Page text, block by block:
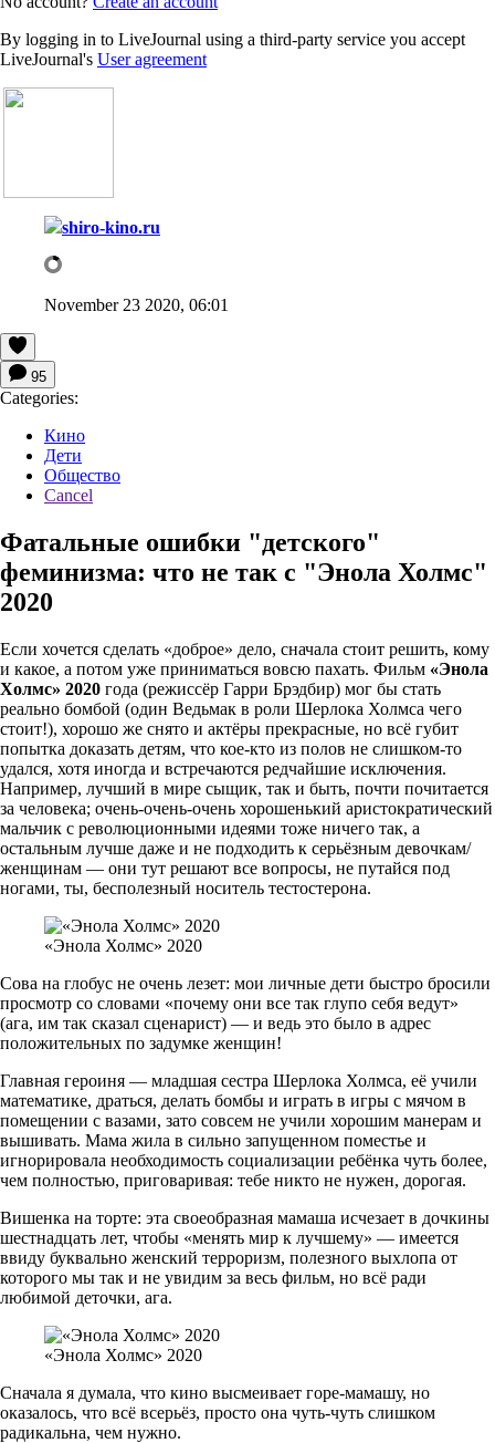
By logging in to LiveJournal using a third-party service you accept
LiveJournal's User agreement
shiro-kino.ru
November 23 2020, 06:01
95
Categories:
Кино
Дети
Общество
Cancel
Фатальные ошибки "детского"
феминизма: что не так с "Энола Холмс"
2020
Если хочется сделать «доброе» дело, сначала стоит решить, кому
и какое, а потом уже приниматься вовсю пахать. Фильм «Энола
Холмс» 2020 года (режиссёр Гарри Брэдбир) мог бы стать
реально бомбой (один Ведьмак в роли Шерлока Холмса чего
стоит!), хорошо же снято и актёры прекрасные, но всё губит
попытка доказать детям, что кое-кто из полов не слишком-то
удался, хотя иногда и встречаются редчайшие исключения.
Например, лучший в мире сыщик, так и быть, почти почитается
за человека; очень-очень-очень хорошенький аристократический
мальчик с революционными идеями тоже ничего так, а
остальным лучше даже и не подходить к серьёзным девочкам/
женщинам — они тут решают все вопросы, не путайся под
ногами, ты, бесполезный носитель тестостерона.
«Энола Холмс» 2020
Сова на глобус не очень лезет: мои личные дети быстро бросили
просмотр со словами «почему они все так глупо себя ведут»
(ага, им так сказал сценарист) — и ведь это было в адрес
положительных по задумке женщин!
Главная героиня — младшая сестра Шерлока Холмса, её учили
математике, драться, делать бомбы и играть в игры с мячом в
помещении с вазами, зато совсем не учили хорошим манерам и
вышивать. Мама жила в сильно запущенном поместье и
игнорировала необходимость социализации ребёнка чуть более,
чем полностью, приговаривая: тебе никто не нужен, дорогая.
Вишенка на торте: эта своеобразная мамаша исчезает в дочкины
шестнадцать лет, чтобы «менять мир к лучшему» — имеется
ввиду буквально женский терроризм, полезного выхлопа от
которого мы так и не увидим за весь фильм, но всё ради
любимой деточки, ага.
«Энола Холмс» 2020
Сначала я думала, что кино высмеивает горе-мамашу, но
оказалось, что всё всерьёз, просто она чуть-чуть слишком
радикальна, чем нужно.